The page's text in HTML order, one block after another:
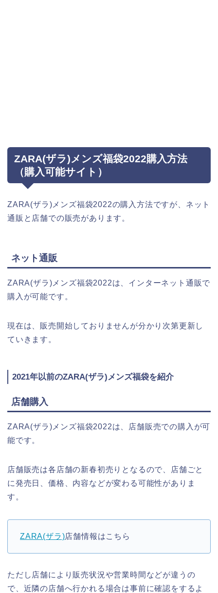
ZARA(ザラ)メンズ福袋2022購入方法
（購入可能サイト）
ZARA(ザラ)メンズ福袋2022の購入方法ですが、ネット
通販と店舗での販売があります。
ネット通販
ZARA(ザラ)メンズ福袋2022は、インターネット通販で
購入が可能です。
現在は、販売開始しておりませんが分かり次第更新し
ていきます。
2021年以前のZARA(ザラ)メンズ福袋を紹介
店舗購入
ZARA(ザラ)メンズ福袋2022は、店舗販売での購入が可
能です。
店舗販売は各店舗の新春初売りとなるので、店舗ごと
に発売日、価格、内容などが変わる可能性がありま
す。
ZARA(ザラ)店舗情報はこちら
ただし店舗により販売状況や営業時間などが違うの
で、近隣の店舗へ行かれる場合は事前に確認をするよ